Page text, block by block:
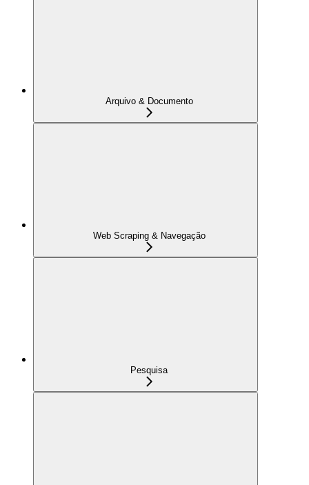
Arquivo & Documento
Web Scraping & Navegação
Pesquisa